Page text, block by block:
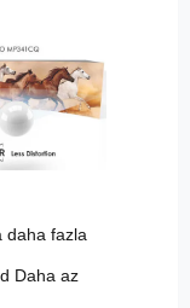
daha fazla
Daha az